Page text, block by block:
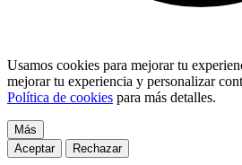
Usamos cookies para mejorar tu
mejorar tu experiencia y personalizar
Política de cookies para más detalles.
Más
Aceptar
Rechazar